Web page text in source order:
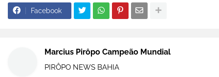
Facebook
Marcius Pirôpo Campeão Mundial
PIRÔPO NEWS BAHIA